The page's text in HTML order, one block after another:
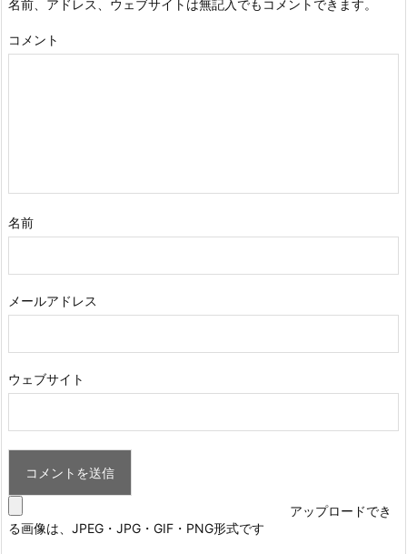
名前、アドレス、ウェブサイトは無記入でもコメントできます。
コメント
名前
メールアドレス
ウェブサイト
アップロードでき
る画像は、JPEG・JPG・GIF・PNG形式です